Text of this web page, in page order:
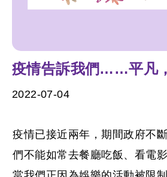
疫情告訴我們……平凡
2022-07-04
疫情已接近兩年，期間政府不
們不能如常去餐廳吃飯、看電